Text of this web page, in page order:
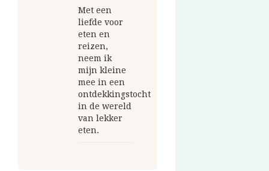
Met een
liefde voor
eten en
reizen,
neem ik
mijn kleine
mee in een
ontdekkingstocht
in de wereld
van lekker
eten.